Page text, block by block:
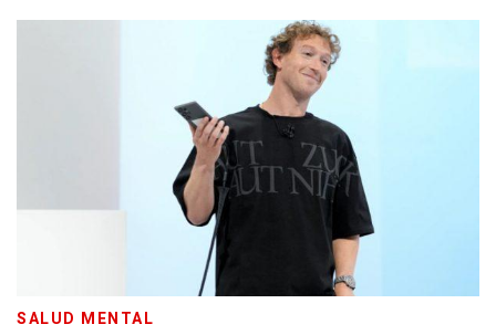
SALUD MENTAL